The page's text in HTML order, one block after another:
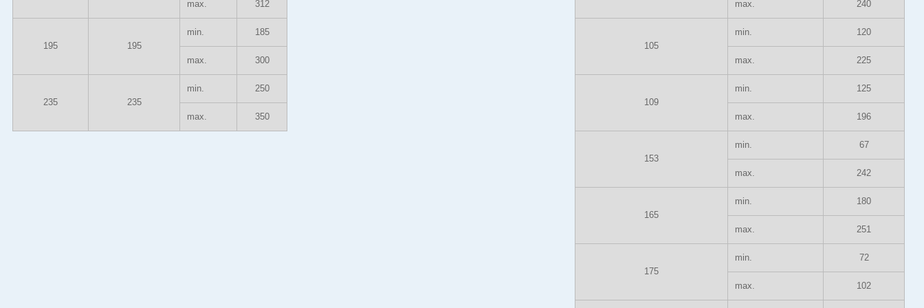
max. 312
195 195
min. 185
max. 300
235 235
min. 250
max. 350
max. 240
105
min. 120
max. 225
109
min. 125
max. 196
153
min. 67
max. 242
165
min. 180
max. 251
175
min. 72
max. 102